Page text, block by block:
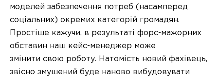
моделей забезпечення потреб (насамперед
соціальних) окремих категорій громадян.
Простіше кажучи, в результаті форс-мажорних
обставин наш кейс-менеджер може
змінити свою роботу. Натомість новий фахівець,
звісно змушений буде наново вибудовувати